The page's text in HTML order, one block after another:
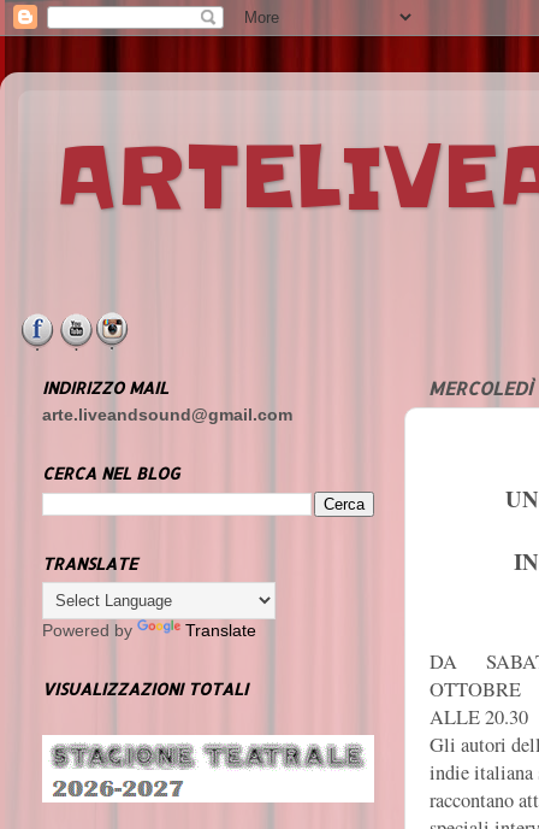
DA
ALLE 20.30
Gli autori
indie italiana
raccontano
INDIRIZZO MAIL
arte.liveandsound@gmail.com
CERCA NEL BLOG
TRANSLATE
Powered by Translate
VISUALIZZAZIONI TOTALI